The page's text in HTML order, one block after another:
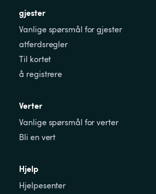
gjester
Vanlige spørsmål for gjester
atferdsregler
Til kortet
å registrere
Verter
Vanlige spørsmål for verter
Bli en vert
Hjelp
Hjelpesenter